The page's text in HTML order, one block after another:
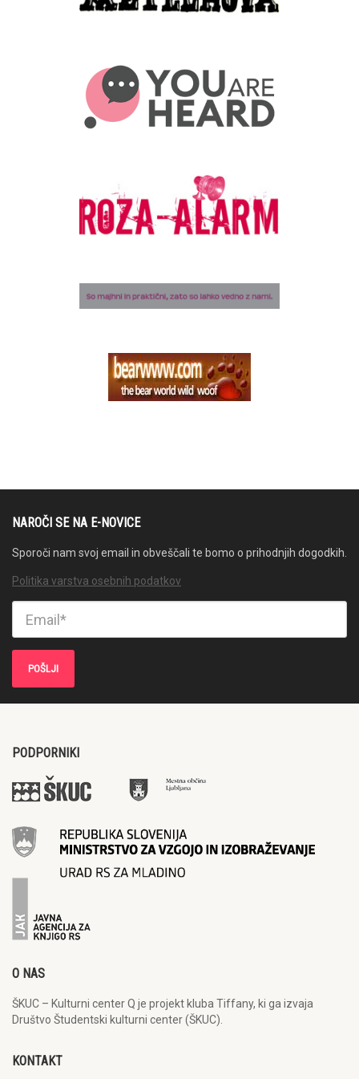
NAROČI SE NA E-NOVICE
Sporoči nam svoj email in obveščali te bomo o prihodnjih dogodkih.
Politika varstva osebnih podatkov
PODPORNIKI
O NAS
ŠKUC – Kulturni center Q je projekt kluba Tiffany, ki ga izvaja
Društvo Študentski kulturni center (ŠKUC).
KONTAKT